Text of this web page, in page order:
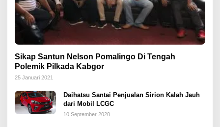
Sikap Santun Nelson Pomalingo Di Tengah
Polemik Pilkada Kabgor
25 Januari 2021
Daihatsu Santai Penjualan Sirion Kalah Jauh
dari Mobil LCGC
10 September 2020